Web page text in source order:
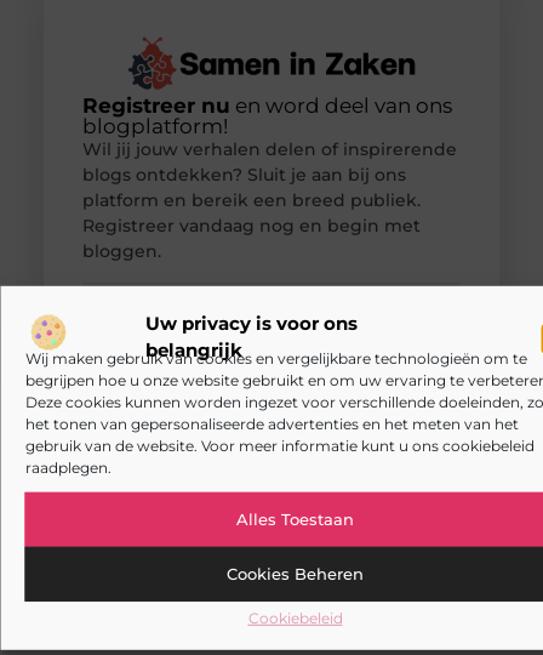
Uw privacy is voor ons
belangrijk
Wij maken gebruik van cookies en vergelijkbare technologieën om te
begrijpen hoe u onze website gebruikt en om uw ervaring te
Deze cookies kunnen worden ingezet voor verschillende doeleinden,
het tonen van gepersonaliseerde advertenties en het meten van het
gebruik van de website. Voor meer informatie kunt u ons cookiebeleid
raadplegen.
Alles Toestaan
Cookies Beheren
Cookiebeleid
POPULAIRE ONDERWERPEN
Bedrijven
(168 )
Aanbiedingen
(118 )
Zakelijk
Dienstverlening
(67 )
Zakelijke dienstverlening
RECENTE BERICHTEN
Slimmer kabels kiezen voor thuis en op het werk
Kies de beste cabrio-accessoires voor jouw auto
Registreer nu en word deel van ons
blogplatform!
Wil jij jouw verhalen delen of inspirerende
blogs ontdekken? Sluit je aan bij ons
platform en bereik een breed publiek.
Registreer vandaag nog en begin met
bloggen.
Registreer nu!